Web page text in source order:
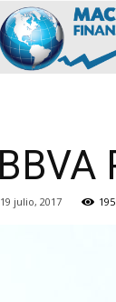
BBVA
19 julio, 2017